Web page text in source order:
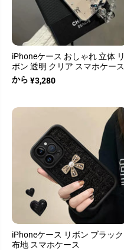
iPhoneケース おしゃれ 立体 リ
ボン 透明 クリア スマホケース
から ¥3,280
iPhoneケース リボン ブラック
布地 スマホケース